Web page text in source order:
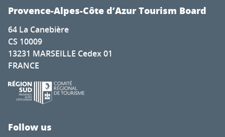
La Chassagnette
Restaurant Plage Beau Rivage
Maison Yellow
Le Petit Nice - Passédat
Le Chalet des Cimes
Oustau de Baumanière
Caruso Caffè
Le "Vieux Tilleul", La table
Le Coin des Amis
AOC
Provence-Alpes-Côte d’Azur Tourism Board
64 La Canebière
CS 10009
13231 MARSEILLE Cedex 01
FRANCE
Follow us